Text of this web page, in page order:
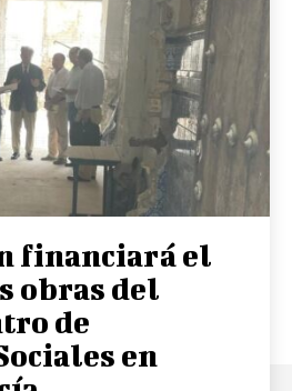
financiará el
obras del
de
en